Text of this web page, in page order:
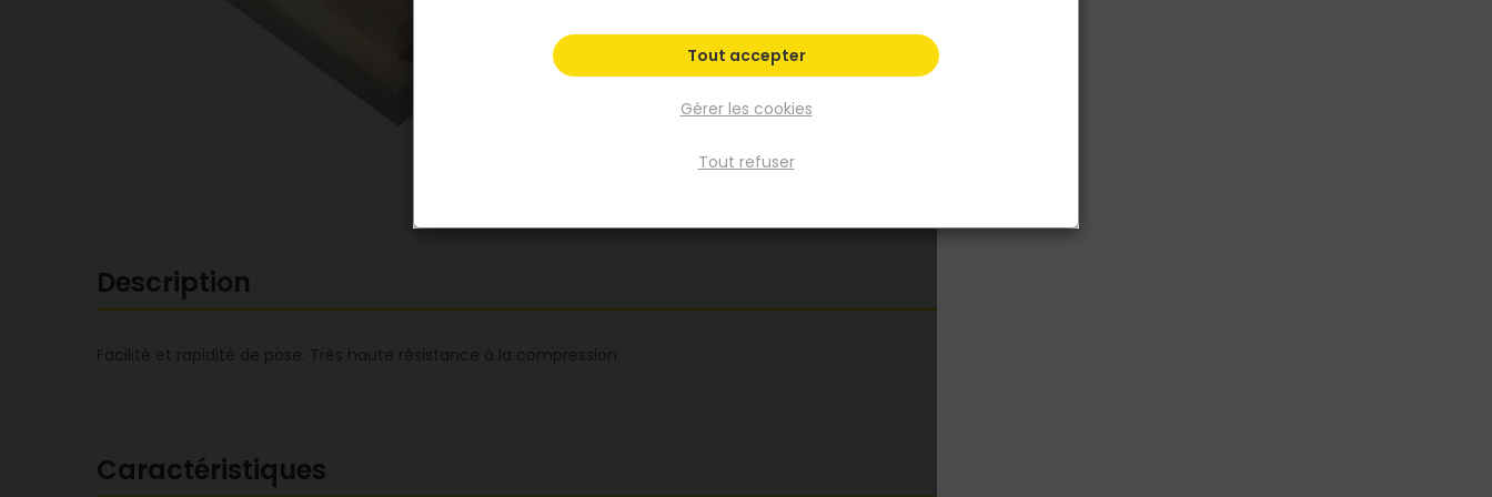
Fiche Technique
Description
Facilité et rapidité de pose. Très haute résistance à la compression
Caractéristiques
Gérer les cookies
Tout refuser
Tout accepter